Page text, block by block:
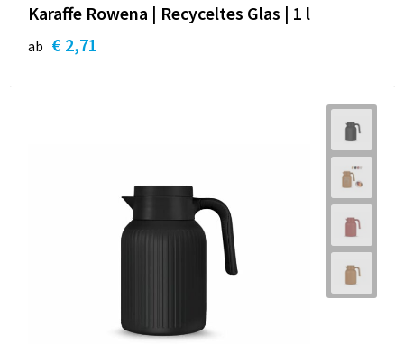
Karaffe Rowena | Recyceltes Glas | 1 l
ab € 2,71